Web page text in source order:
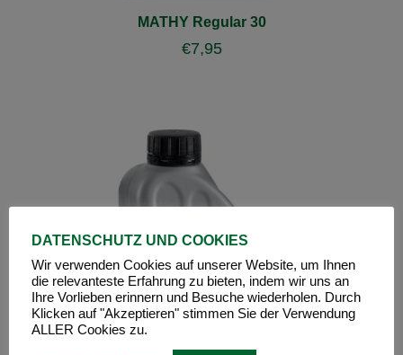
MATHY Regular 30
€7,95
DATENSCHUTZ UND COOKIES
Wir verwenden Cookies auf unserer Website, um Ihnen
die relevanteste Erfahrung zu bieten, indem wir uns an
Ihre Vorlieben erinnern und Besuche wiederholen. Durch
Klicken auf "Akzeptieren" stimmen Sie der Verwendung
ALLER Cookies zu.